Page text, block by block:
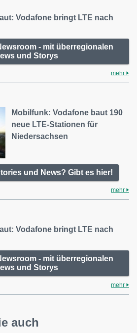
Vodafone bringt LTE nach
- mit überregionalen
und Storys
mehr
Mobilfunk: Vodafone baut 190
neue LTE-Stationen für
Niedersachsen
und News? Gibt es hier!
mehr
Vodafone bringt LTE nach
- mit überregionalen
und Storys
mehr
auch